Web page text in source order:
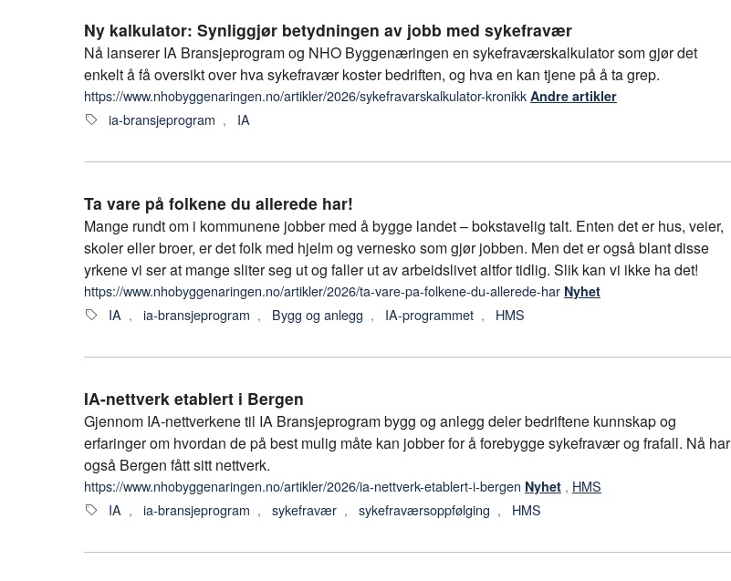
Ny kalkulator: Synliggjør betydningen av jobb med sykefravær
Nå lanserer IA Bransjeprogram og NHO Byggenæringen en sykefraværskalkulator som gjør det
enkelt å få oversikt over hva sykefravær koster bedriften, og hva en kan tjene på å ta grep.
https://www.nhobyggenaringen.no/artikler/2026/sykefravarskalkulator-kronikk Andre artikler
ia-bransjeprogram , IA
Ta vare på folkene du allerede har!
Mange rundt om i kommunene jobber med å bygge landet – bokstavelig talt. Enten det er hus, veier,
skoler eller broer, er det folk med hjelm og vernesko som gjør jobben. Men det er også blant disse
yrkene vi ser at mange sliter seg ut og faller ut av arbeidslivet altfor tidlig. Slik kan vi ikke ha det!
https://www.nhobyggenaringen.no/artikler/2026/ta-vare-pa-folkene-du-allerede-har Nyhet
IA , ia-bransjeprogram , Bygg og anlegg , IA-programmet , HMS
IA-nettverk etablert i Bergen
Gjennom IA-nettverkene til IA Bransjeprogram bygg og anlegg deler bedriftene kunnskap og
erfaringer om hvordan de på best mulig måte kan jobber for å forebygge sykefravær og frafall. Nå har
også Bergen fått sitt nettverk.
https://www.nhobyggenaringen.no/artikler/2026/ia-nettverk-etablert-i-bergen Nyhet , HMS
IA , ia-bransjeprogram , sykefravær , sykefraværsoppfølging , HMS